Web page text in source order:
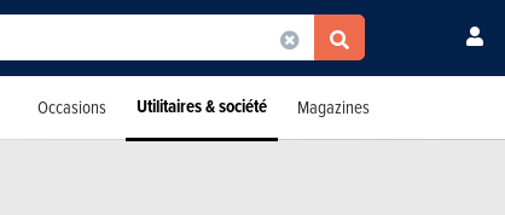
Occasions Utilitaires & société Magazines